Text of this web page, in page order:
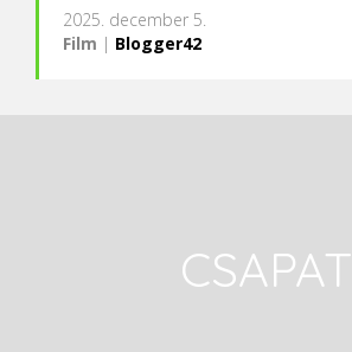
2025. december 5.
Film | Blogger42
CSAPAT